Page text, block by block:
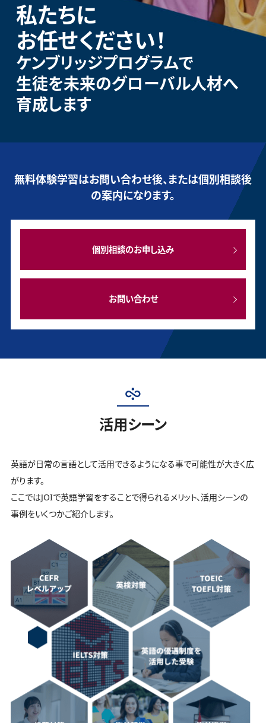
私たちに
お任せください！
ケンブリッジプログラムで
生徒を未来のグローバル人材へ
育成します
無料体験学習はお問い合わせ後、または個別相談後
の案内になります。
個別相談のお申し込み
お問い合わせ
活用シーン
英語が日常の言語として活用できるようになる事で可能性が大きく広
がります。
ここではJOIで英語学習をすることで得られるメリット、活用シーンの
事例をいくつかご紹介します。